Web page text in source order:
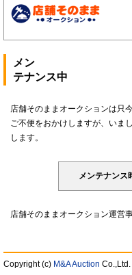
メン
テナンス中
店舗そのままオークションは只
ご不便をおかけしますが、いま
します。
メンテナンス
店舗そのままオークション運営
Copyright (c) M&A Auction